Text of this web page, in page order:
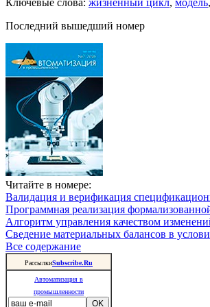
Ключевые слова: жизненный цикл, модель,
Последний вышедший номер
Читайте в номере:
Валидация и верификация
Программная реализация
Алгоритм управления качеством
Сведение материальных балансов в
Все содержание
РассылкиSubscribe.Ru
Автоматизация в
промышленности